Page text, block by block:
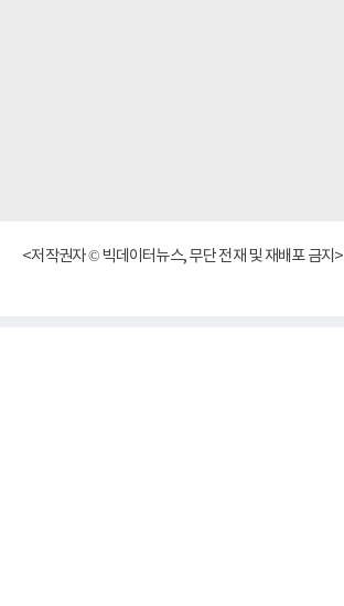
<저작권자 © 빅데이터뉴스, 무단 전재 및 재배포 금지>